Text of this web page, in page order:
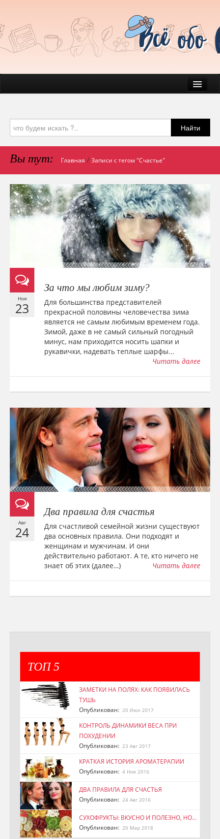
Быт
Красота
Здоровье
Домашние любимчики
Психология
Блог
Найти
Вы тут: Главная / Записи с тегом "Счастье"
Ноя
23
За что мы любим зиму?
Для большинства представителей
прекрасной половины человечества зима
является не самым любимым временем года.
Зимой, даже в не самый сильный погодный
минус, нам приходится носить шапки и
рукавички, надевать теплые шарфы...
Читать далее
Авг
24
Два правила для счастья
Для счастливой семейной жизни существуют
два основных правила. Они подходят и
женщинам и мужчинам. И они
действительно работают. А те, кто ничего не
знает об этих (далее…)
Читать далее
ТОП 5
ЗАМЕТКИ НА ПОЛЯХ: КАК ПОЯВИЛАСЬ
ТУШЬ
Опубликован: 20 Июл 2017
КОНТРОЛЬ ДИНАМИКИ ВЕСА ПРИ
ПОХУДЕНИИ
Опубликован: 23 Авг 2017
КРАТКАЯ ИСТОРИЯ АРОМАТЕРАПИИ
Опубликован: 4 Ноя 2016
ДВА ПРАВИЛА ДЛЯ СЧАСТЬЯ
Опубликован: 24 Авг 2016
СУХОФРУКТЫ: ВКУСНО И ПОЛЕЗНО, НО…
Опубликован: 20 Мар 2018